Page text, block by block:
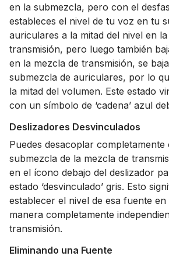
en la submezcla, pero con el
estableces el nivel de tu voz en tu
auriculares a la mitad del nivel en
transmisión, pero luego también
en la mezcla de transmisión, se
submezcla de auriculares, por lo
la mitad del volumen. Este estado
con un símbolo de ‘cadena’ azul
Deslizadores Desvinculados
Puedes desacoplar completamente
submezcla de la mezcla de
en el ícono debajo del deslizador
estado ‘desvinculado’ gris. Esto
establecer el nivel de esa fuente
manera completamente
transmisión.
Eliminando una Fuente